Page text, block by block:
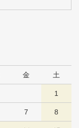
金 土
1
7 8